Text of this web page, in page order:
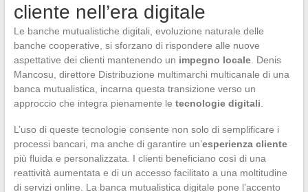
cliente nell’era digitale
Le banche mutualistiche digitali, evoluzione naturale delle
banche cooperative, si sforzano di rispondere alle nuove
aspettative dei clienti mantenendo un impegno locale. Denis
Mancosu, direttore Distribuzione multimarchi multicanale di una
banca mutualistica, incarna questa transizione verso un
approccio che integra pienamente le tecnologie digitali
L’uso di queste tecnologie consente non solo di semplificare i
processi bancari, ma anche di garantire un’esperienza cliente
più fluida e personalizzata. I clienti beneficiano così di una
reattività aumentata e di un accesso facilitato a una moltitudine
di servizi online. La banca mutualistica digitale pone l’accento